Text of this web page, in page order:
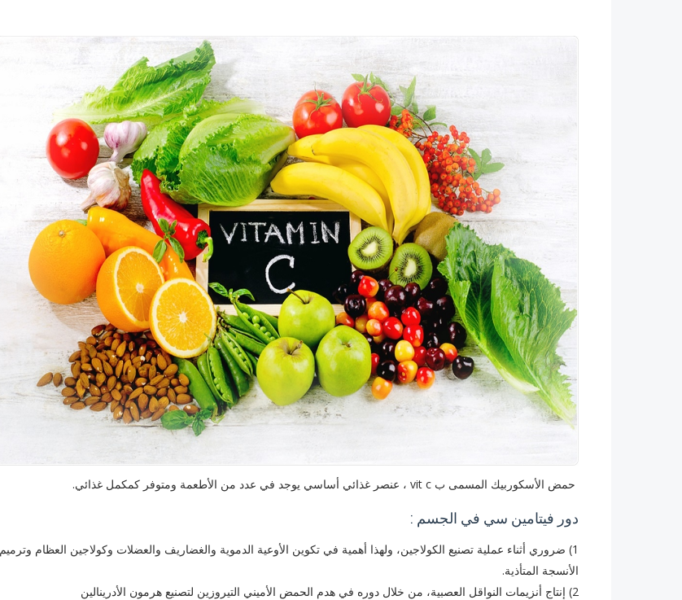
حمض الأسكوربيك المسمى ب vit c ، عنصر غذائي أساسي يوجد في عدد من الأطعمة ومتوفر كمكمل غذائي.
دور فيتامين سي في الجسم :
1) ضروري أثناء عملية تصنيع الكولاجين، ولهذا أهمية في تكوين الأوعية الدموية والغضاريف والعضلات وكولاجين العظام وترميم
الأنسجة المتأذية.
2) إنتاج أنزيمات النواقل العصبية، من خلال دوره في هدم الحمض الأميني التيروزين لتصنيع هرمون الأدرينالين